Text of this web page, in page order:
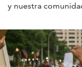
y nuestra